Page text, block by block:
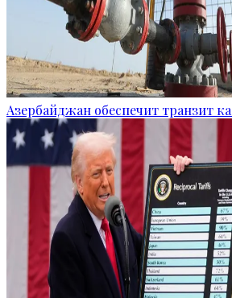
Азербайджан обеспечит транзит